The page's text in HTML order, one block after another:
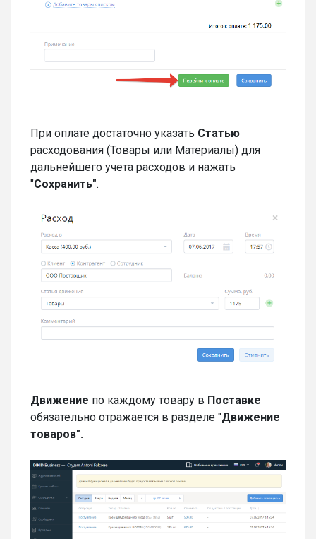
При оплате достаточно указать Статью
расходования (Товары или Материалы) для
дальнейшего учета расходов и нажать
"Сохранить".
Движение по каждому товару в Поставке
обязательно отражается в разделе "Движение
товаров".